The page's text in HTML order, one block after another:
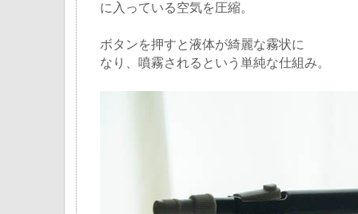
に入っている空気を圧縮。
ボタンを押すと液体が綺麗な霧状に
なり、噴霧されるという単純な仕組み。